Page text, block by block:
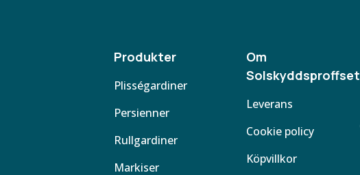
Produkter
Plisségardiner
Persienner
Rullgardiner
Markiser
Om
Solskyddsproffset
Leverans
Cookie policy
Köpvillkor